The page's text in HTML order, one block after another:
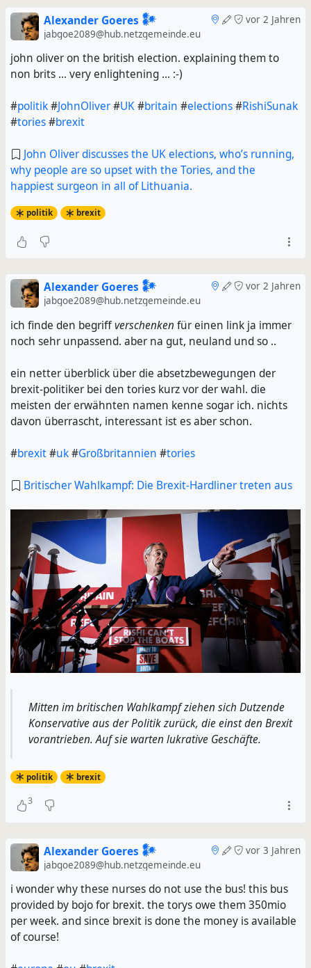
vor 2 Jahren
Alexander Goeres 𒀯
jabgoe2089@hub.netzgemeinde.eu
john oliver on the british election. explaining them to
non brits ... very enlightening ... :-)
#politik#JohnOliver#UK#britain #elections#RishiSunak
#tories#brexit
John Oliver discusses the UK elections, who’s running,
why people are so upset with the Tories, and the
happiest surgeon in all of Lithuania.
politik brexit
vor 2 Jahren
Alexander Goeres 𒀯
jabgoe2089@hub.netzgemeinde.eu
ich finde den begriffverschenken für einen link ja immer
noch sehr unpassend. aber na gut, neuland und so ..
ein netter überblick über die absetzbewegungen der
brexit-politiker bei den tories kurz vor der wahl. die
meisten der erwähnten namen kenne sogar ich. nichts
davon überrascht, interessant ist es aber schon.
#brexit#uk#Großbritannien #tories
Britischer Wahlkampf: Die Brexit-Hardliner treten aus
Mitten im britischen Wahlkampf ziehen sich Dutzende
Konservative aus der Politik zurück, die einst den Brexit
vorantrieben. Auf sie warten lukrative Geschäfte.
politik brexit
3
vor 3 Jahren
Alexander Goeres 𒀯
jabgoe2089@hub.netzgemeinde.eu
i wonder why these nurses do not use the bus! this bus
provided by bojo for brexit. the torys owe them 350mio
per week. and since brexit is done the money is available
of course!